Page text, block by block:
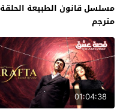
مترجم
01:04:38